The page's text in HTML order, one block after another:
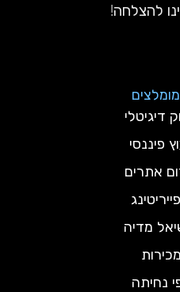
להצלחה!
דיגיטלי
פיננסי
אתרים
מדיה
נחיתה